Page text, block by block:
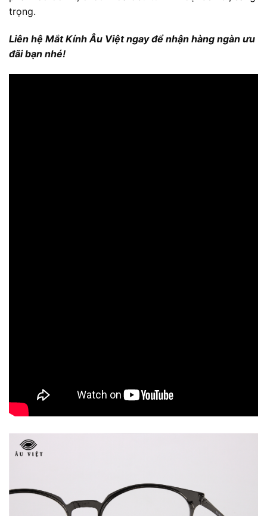
trọng.
Liên hệ Mắt Kính Âu Việt ngay để nhận hàng ngàn ưu
đãi bạn nhé!